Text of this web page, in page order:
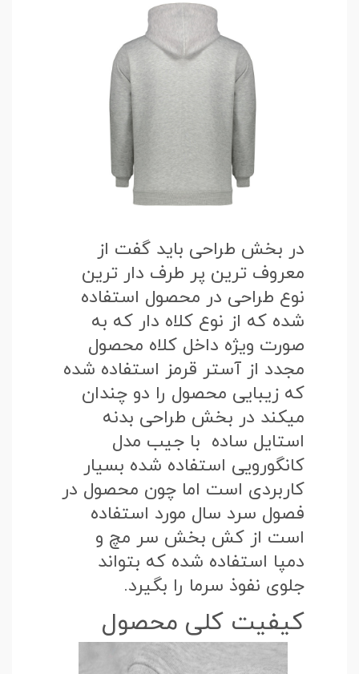
در بخش طراحی باید گفت از
معروف ترین پر طرف دار ترین
نوع طراحی در محصول استفاده
شده که از نوع کلاه دار که به
صورت ویژه داخل کلاه محصول
مجدد از آستر قرمز استفاده شده
که زیبایی محصول را دو چندان
میکند در بخش طراحی بدنه
استایل ساده با جیب مدل
کانگورویی استفاده شده بسیار
کاربردی است اما چون محصول در
فصول سرد سال مورد استفاده
است از کش بخش سر مچ و
دمپا استفاده شده که بتواند
جلوی نفوذ سرما را بگیرد.
کیفیت کلی محصول